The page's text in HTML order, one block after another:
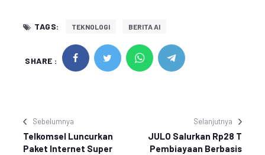
TAGS: TEKNOLOGI BERITA AI
SHARE :
Sebelumnya
Telkomsel Luncurkan
Paket Internet Super
Selanjutnya
JULO Salurkan Rp28 T
Pembiayaan Berbasis